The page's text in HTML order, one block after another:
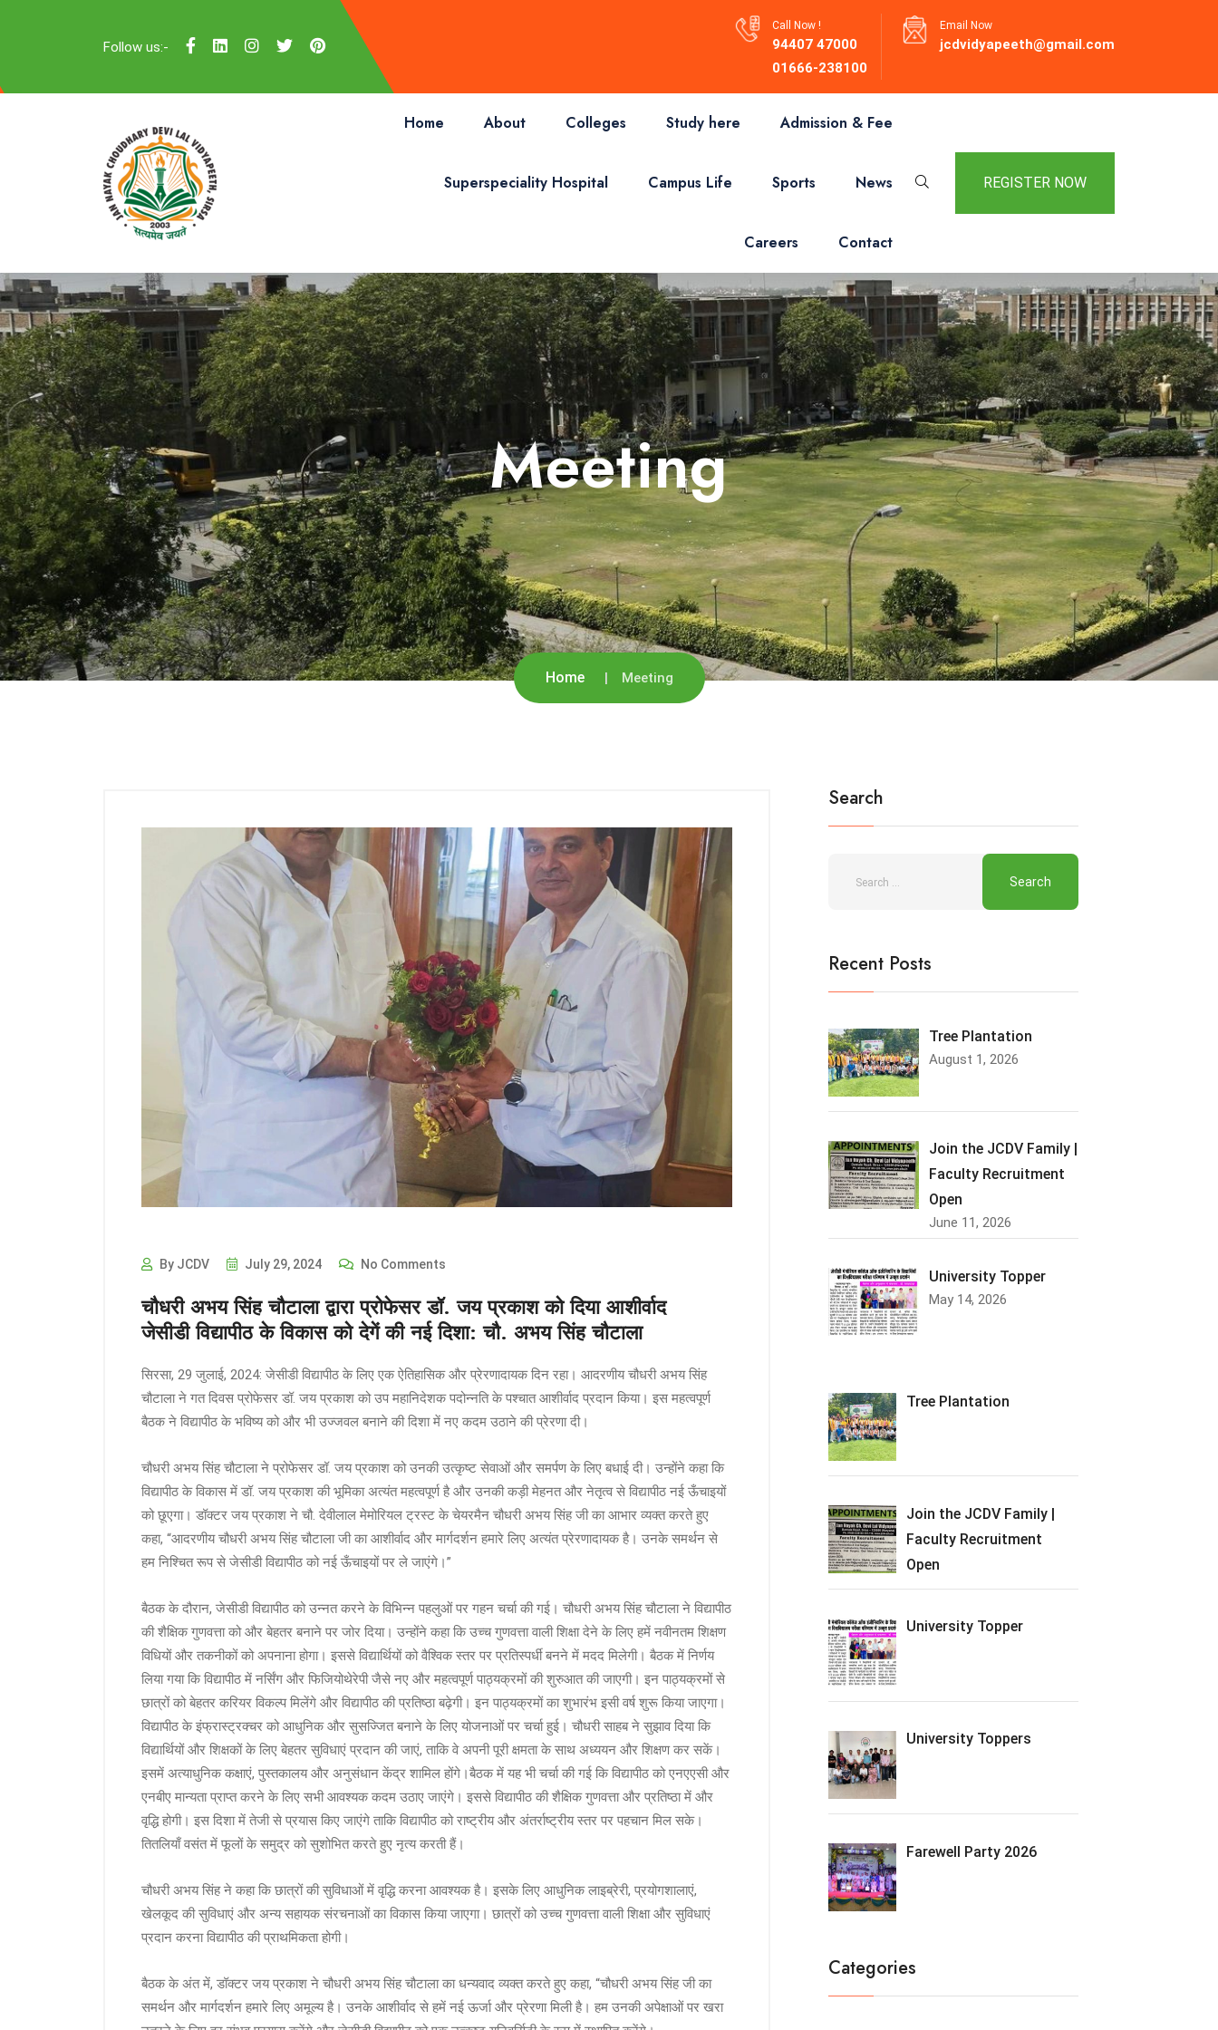
Follow us:-
Call Now !
94407 47000
01666-238100
Email Now
jcdvidyapeeth@gmail.com
Home About Colleges Study here Admission & Fee
Superspeciality Hospital Campus Life Sports News
Careers Contact
REGISTER NOW
Meeting
Home Meeting
By JCDV July 29, 2024 No Comments
चौधरी अभय सिंह चौटाला द्वारा प्रोफेसर डॉ. जय प्रकाश को दिया आशीर्वाद
जेसीडी विद्यापीठ के विकास को देगें की नई दिशा: चौ. अभय सिंह चौटाला
सिरसा, 29 जुलाई, 2024: जेसीडी विद्यापीठ के लिए एक ऐतिहासिक और प्रेरणादायक दिन रहा। आदरणीय चौधरी अभय सिंह
चौटाला ने गत दिवस प्रोफेसर डॉ. जय प्रकाश को उप महानिदेशक पदोन्नति के पश्चात आशीर्वाद प्रदान किया। इस महत्वपूर्ण
बैठक ने विद्यापीठ के भविष्य को और भी उज्जवल बनाने की दिशा में नए कदम उठाने की प्रेरणा दी।
चौधरी अभय सिंह चौटाला ने प्रोफेसर डॉ. जय प्रकाश को उनकी उत्कृष्ट सेवाओं और समर्पण के लिए बधाई दी। उन्होंने कहा कि
विद्यापीठ के विकास में डॉ. जय प्रकाश की भूमिका अत्यंत महत्वपूर्ण है और उनकी कड़ी मेहनत और नेतृत्व से विद्यापीठ नई ऊँचाइयों
को छूएगा। डॉक्टर जय प्रकाश ने चौ. देवीलाल मेमोरियल ट्रस्ट के चेयरमैन चौधरी अभय सिंह जी का आभार व्यक्त करते हुए
कहा, “आदरणीय चौधरी अभय सिंह चौटाला जी का आशीर्वाद और मार्गदर्शन हमारे लिए अत्यंत प्रेरणादायक है। उनके समर्थन से
हम निश्चित रूप से जेसीडी विद्यापीठ को नई ऊँचाइयों पर ले जाएंगे।”
बैठक के दौरान, जेसीडी विद्यापीठ को उन्नत करने के विभिन्न पहलुओं पर गहन चर्चा की गई। चौधरी अभय सिंह चौटाला ने विद्यापीठ
की शैक्षिक गुणवत्ता को और बेहतर बनाने पर जोर दिया। उन्होंने कहा कि उच्च गुणवत्ता वाली शिक्षा देने के लिए हमें नवीनतम शिक्षण
विधियों और तकनीकों को अपनाना होगा। इससे विद्यार्थियों को वैश्विक स्तर पर प्रतिस्पर्धी बनने में मदद मिलेगी। बैठक में निर्णय
लिया गया कि विद्यापीठ में नर्सिंग और फिजियोथेरेपी जैसे नए और महत्वपूर्ण पाठ्यक्रमों की शुरुआत की जाएगी। इन पाठ्यक्रमों से
छात्रों को बेहतर करियर विकल्प मिलेंगे और विद्यापीठ की प्रतिष्ठा बढ़ेगी। इन पाठ्यक्रमों का शुभारंभ इसी वर्ष शुरू किया जाएगा।
विद्यापीठ के इंफ्रास्ट्रक्चर को आधुनिक और सुसज्जित बनाने के लिए योजनाओं पर चर्चा हुई। चौधरी साहब ने सुझाव दिया कि
विद्यार्थियों और शिक्षकों के लिए बेहतर सुविधाएं प्रदान की जाएं, ताकि वे अपनी पूरी क्षमता के साथ अध्ययन और शिक्षण कर सकें।
इसमें अत्याधुनिक कक्षाएं, पुस्तकालय और अनुसंधान केंद्र शामिल होंगे।बैठक में यह भी चर्चा की गई कि विद्यापीठ को एनएएसी और
एनबीए मान्यता प्राप्त करने के लिए सभी आवश्यक कदम उठाए जाएंगे। इससे विद्यापीठ की शैक्षिक गुणवत्ता और प्रतिष्ठा में और
वृद्धि होगी। इस दिशा में तेजी से प्रयास किए जाएंगे ताकि विद्यापीठ को राष्ट्रीय और अंतर्राष्ट्रीय स्तर पर पहचान मिल सके।
तितलियाँ वसंत में फूलों के समुद्र को सुशोभित करते हुए नृत्य करती हैं।
चौधरी अभय सिंह ने कहा कि छात्रों की सुविधाओं में वृद्धि करना आवश्यक है। इसके लिए आधुनिक लाइब्रेरी, प्रयोगशालाएं,
खेलकूद की सुविधाएं और अन्य सहायक संरचनाओं का विकास किया जाएगा। छात्रों को उच्च गुणवत्ता वाली शिक्षा और सुविधाएं
प्रदान करना विद्यापीठ की प्राथमिकता होगी।
बैठक के अंत में, डॉक्टर जय प्रकाश ने चौधरी अभय सिंह चौटाला का धन्यवाद व्यक्त करते हुए कहा, “चौधरी अभय सिंह जी का
समर्थन और मार्गदर्शन हमारे लिए अमूल्य है। उनके आशीर्वाद से हमें नई ऊर्जा और प्रेरणा मिली है। हम उनकी अपेक्षाओं पर खरा
Search
Recent Posts
Tree Plantation
August 1, 2026
Join the JCDV Family |
Faculty Recruitment
Open
June 11, 2026
University Topper
May 14, 2026
Tree Plantation
Join the JCDV Family |
Faculty Recruitment
Open
University Topper
University Toppers
Farewell Party 2026
Categories